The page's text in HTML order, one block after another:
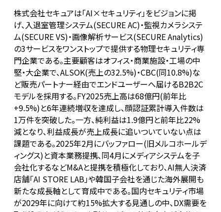
株式会社セキュアは「AI×セキュリティ」をビジョンに掲
げ、入退室管理システム(SECURE AC)・監視カメラシステ
ム(SECURE VS)・画像解析サービス(SECURE Analytics)
の3サービスをワンストップで提供する物理セキュリティ専
門企業である。主要顧客はオフィス・商業施設・工場の中
堅・大企業で、ALSOK(売上の32.5%)・CBC(同10.8%)な
ど販売パートナー経由でエンドユーザーへ届けるB2B2C
モデルを採用する。FY2025売上高は68億円(前年比
+9.5%)と6年連続増収を達成し、顔認証累計導入件数は
1万件を突破した。一方、純利益は1.9億円と前年比22%
減となり、利益成長が売上成長に追いついていない点は
課題である。2025年2月にバッファロー(旧メルコホールデ
ィングス)と資本業務提携、同4月にメディアシステムを子
会社化するなどM&Aと提携を積極化しており、AI無人決済
店舗「AI STORE LAB」や韓国子会社を通じた海外展開も
新たな成長軸として育成中である。国内セキュリティ市場
が2029年に向けて約15%拡大する見通しの中、DX需要を